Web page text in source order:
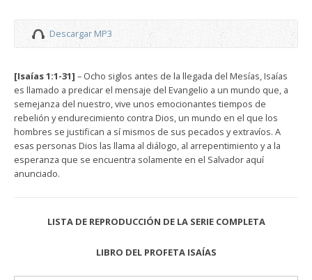
Descargar MP3
[Isaías 1:1-31] – Ocho siglos antes de la llegada del Mesías, Isaías
es llamado a predicar el mensaje del Evangelio a un mundo que, a
semejanza del nuestro, vive unos emocionantes tiempos de
rebelión y endurecimiento contra Dios, un mundo en el que los
hombres se justifican a sí mismos de sus pecados y extravíos. A
esas personas Dios las llama al diálogo, al arrepentimiento y a la
esperanza que se encuentra solamente en el Salvador aquí
anunciado.
LISTA DE REPRODUCCIÓN DE LA SERIE COMPLETA
LIBRO DEL PROFETA ISAÍAS